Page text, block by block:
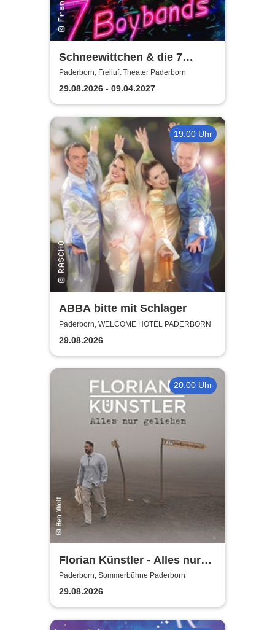
Schneewittchen & die 7
Boybands - das 90er Jahre
Musical | THEATERHITS
Paderborn, Freiluft Theater Paderborn
29.08.2026 - 09.04.2027
19:00 Uhr
ABBA bitte mit Schlager
Paderborn, WELCOME HOTEL PADERBORN
29.08.2026
20:00 Uhr
Florian Künstler - Alles nur
geliehen - Tour 2026/2027
Paderborn, Sommerbühne Paderborn
29.08.2026